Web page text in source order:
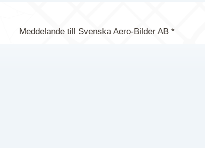
Meddelande till Svenska Aero-Bilder AB *